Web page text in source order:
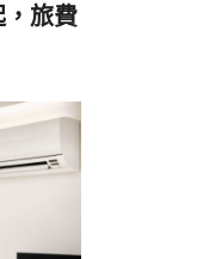
旅費